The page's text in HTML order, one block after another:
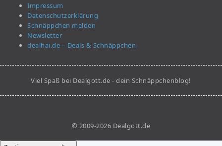
Impressum
Datenschutzerklärung
Schnäppchen melden
Newsletter
dealhai.de – Deals & Schnäppchen
Viel Spaß bei Dealgott.de - dein Schnäppchenblog!
© 2009-2026 Dealgott.de